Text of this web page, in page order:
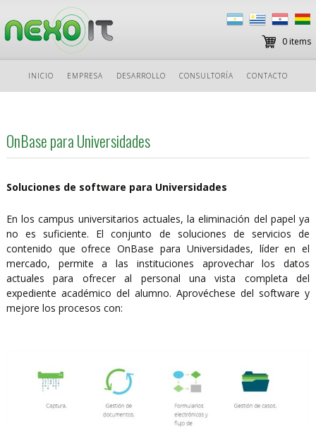
al
contenido
INICIO EMPRESA DESARROLLO CONSULTORÍA CONTACTO
0 items
OnBase para Universidades
Soluciones de software para Universidades
En los campus universitarios actuales, la eliminación del papel ya
no es suficiente. El conjunto de soluciones de servicios de
contenido que ofrece OnBase para Universidades, líder en el
mercado, permite a las instituciones aprovechar los datos
actuales para ofrecer al personal una vista completa del
expediente académico del alumno. Aprovéchese del software y
mejore los procesos con: